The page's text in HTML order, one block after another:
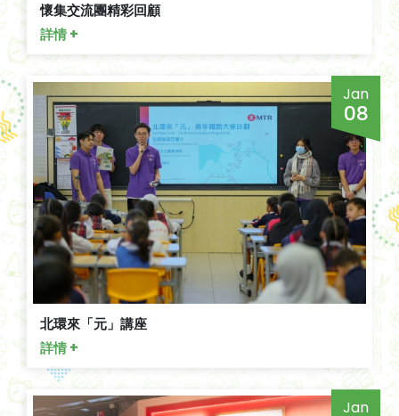
懷集交流團精彩回顧
詳情 +
Jan
08
北環來「元」講座
詳情 +
Jan